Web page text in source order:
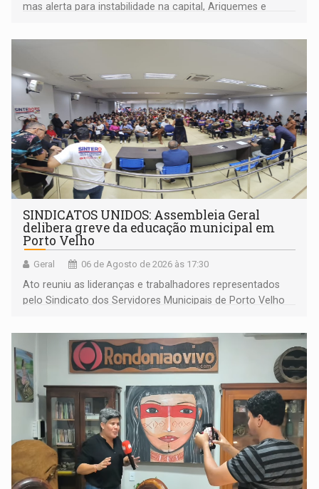
mas alerta para instabilidade na capital, Ariquemes e
SINDICATOS UNIDOS: Assembleia Geral
delibera greve da educação municipal em
Porto Velho
Geral 06 de Agosto de 2026 às 17:30
Ato reuniu as lideranças e trabalhadores representados
pelo Sindicato dos Servidores Municipais de Porto Velho